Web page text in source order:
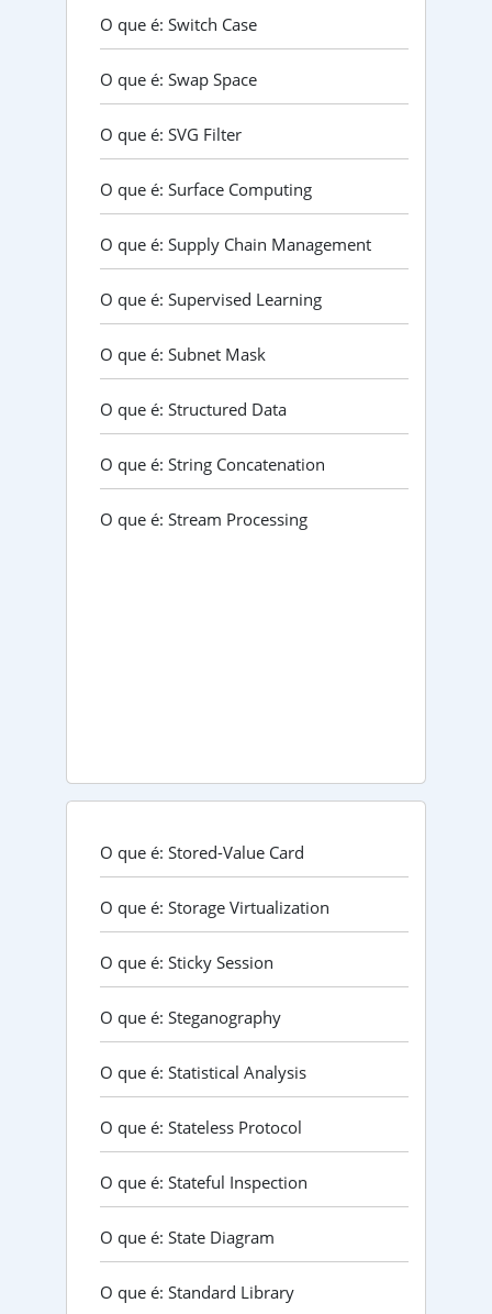
O que é: Switch Case
O que é: Swap Space
O que é: SVG Filter
O que é: Surface Computing
O que é: Supply Chain Management
O que é: Supervised Learning
O que é: Subnet Mask
O que é: Structured Data
O que é: String Concatenation
O que é: Stream Processing
O que é: Stored-Value Card
O que é: Storage Virtualization
O que é: Sticky Session
O que é: Steganography
O que é: Statistical Analysis
O que é: Stateless Protocol
O que é: Stateful Inspection
O que é: State Diagram
O que é: Standard Library